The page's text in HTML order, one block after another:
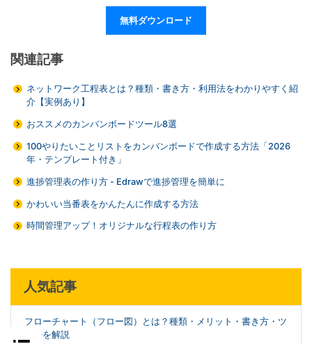
無料ダウンロード
関連記事
ネットワーク工程表とは？種類・書き方・利用法をわかりやすく紹
介【実例あり】
おススメのカンバンボードツール8選
100やりたいことリストをカンバンボードで作成する方法「2026
年・テンプレート付き」
進捗管理表の作り方 - Edrawで進捗管理を簡単に
かわいい当番表をかんたんに作成する方法
時間管理アップ！オリジナルな行程表の作り方
人気記事
フローチャート（フロー図）とは？種類・メリット・書き方・ツ
ールを解説